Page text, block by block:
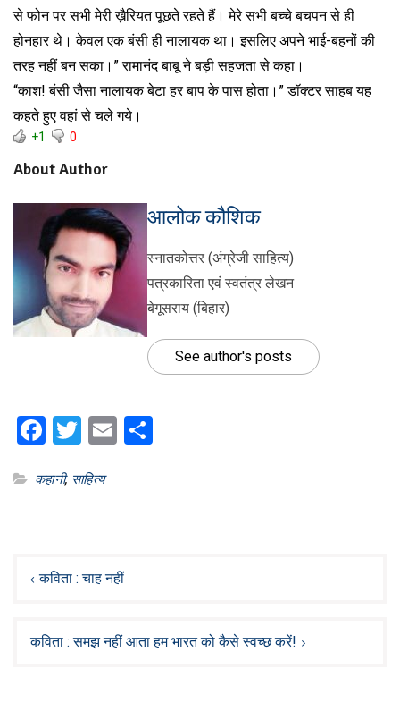
से फोन पर सभी मेरी ख़ैरियत पूछते रहते हैं। मेरे सभी बच्चे बचपन से ही
होनहार थे। केवल एक बंसी ही नालायक था। इसलिए अपने भाई-बहनों की
तरह नहीं बन सका।” रामानंद बाबू ने बड़ी सहजता से कहा।
“काश! बंसी जैसा नालायक बेटा हर बाप के पास होता।” डॉक्टर साहब यह
कहते हुए वहां से चले गये।
+1 0
About Author
आलोक कौशिक
स्नातकोत्तर (अंग्रेजी साहित्य)
पत्रकारिता एवं स्वतंत्र लेखन
बेगूसराय (बिहार)
See author's posts
Facebook
Twitter
Email
कहानी, साहित्य
navigation
कविता : चाह नहीं
कविता : समझ नहीं आता हम भारत को कैसे स्वच्छ करें!